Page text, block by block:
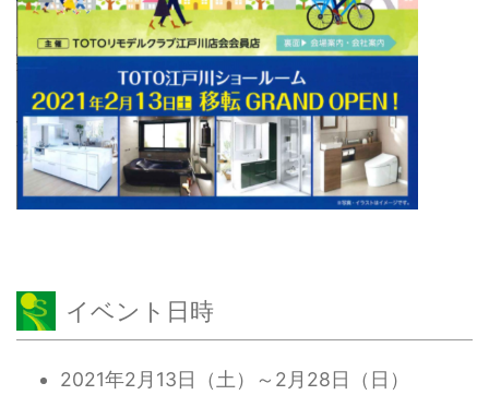
イベント日時
2021年2月13日（土）～2月28日（日）